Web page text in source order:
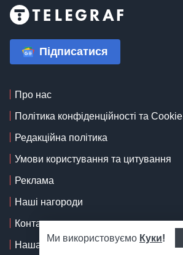
Ми використовуємо Куки!
Підписатися
Про нас
Політика конфіденційності та Cookie
Редакційна політика
Умови користування та цитування
Реклама
Наші нагороди
Контакти
Наша команда